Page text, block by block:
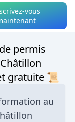
vous
permis
gratuite 📜
au